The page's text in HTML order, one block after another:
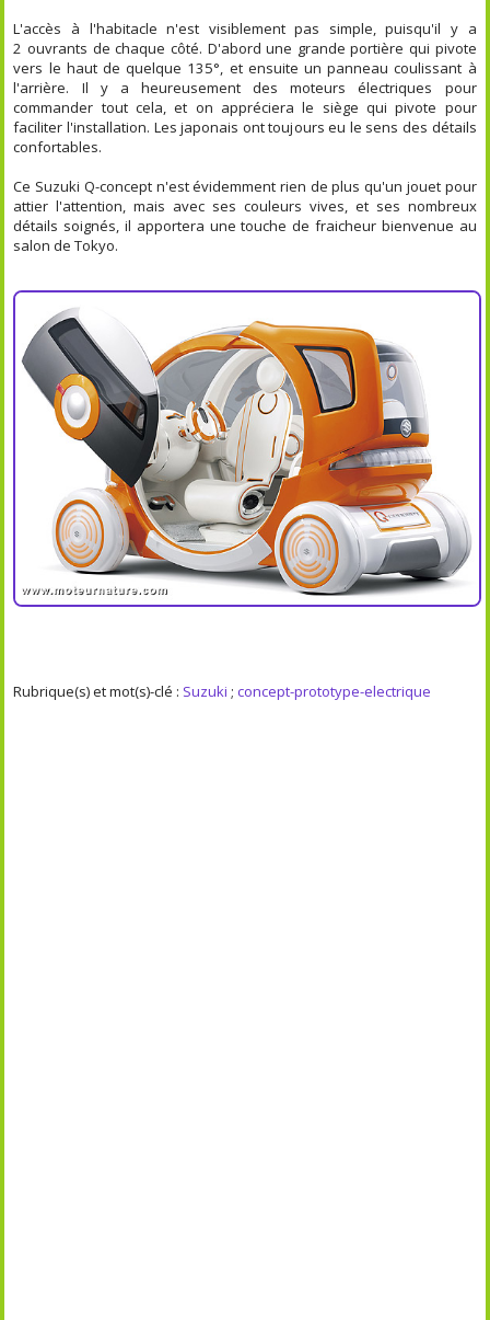
L'accès à l'habitacle n'est visiblement pas simple, puisqu'il y a
2 ouvrants de chaque côté. D'abord une grande portière qui pivote
vers le haut de quelque 135°, et ensuite un panneau coulissant à
l'arrière. Il y a heureusement des moteurs électriques pour
commander tout cela, et on appréciera le siège qui pivote pour
faciliter l'installation. Les japonais ont toujours eu le sens des détails
confortables.
Ce Suzuki Q-concept n'est évidemment rien de plus qu'un jouet pour
attier l'attention, mais avec ses couleurs vives, et ses nombreux
détails soignés, il apportera une touche de fraicheur bienvenue au
salon de Tokyo.
Rubrique(s) et mot(s)-clé : Suzuki ;concept-prototype-electrique